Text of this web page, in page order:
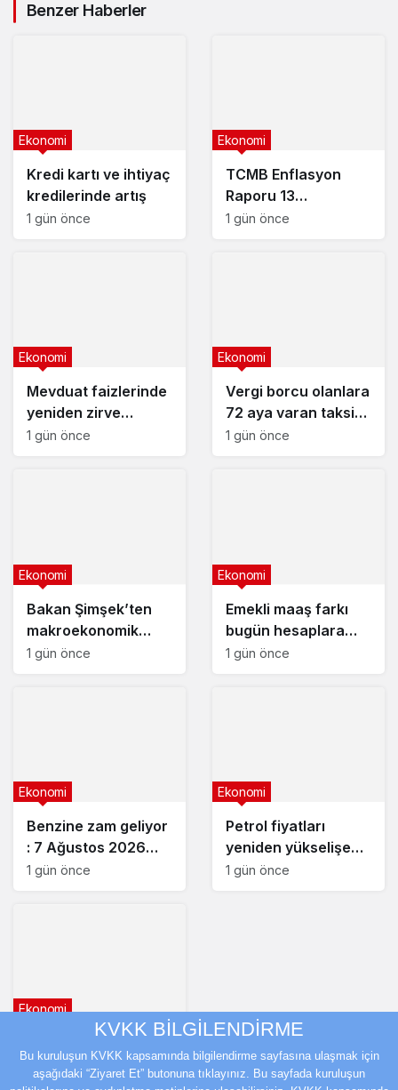
Benzer Haberler
Kredi kartı ve ihtiyaç
kredilerinde artış
Ekonomi
1 gün önce
TCMB Enflasyon
Raporu 13
Ağustos’ta
Ekonomi
1 gün önce
Mevduat faizlerinde
yeniden zirve
görüldü : 3 milyon
Ekonomi
1 gün önce
Vergi borcu olanlara
72 aya varan taksit
fırsatı
Ekonomi
1 gün önce
Bakan Şimşek’ten
makroekonomik
istikrar açıklaması
Ekonomi
1 gün önce
Emekli maaş farkı
bugün hesaplara
yatıyor
Ekonomi
1 gün önce
Benzine zam geliyor
: 7 Ağustos 2026
güncel akaryakıt
Ekonomi
1 gün önce
Petrol fiyatları
yeniden yükselişe
geçti
Ekonomi
1 gün önce
faiz artışı mesajı
Ekonomi
KVKK BİLGİLENDİRME
Bu kuruluşun KVKK kapsamında bilgilendirme sayfasına ulaşmak için
aşağıdaki “Ziyaret Et” butonuna tıklayınız. Bu sayfada kuruluşun